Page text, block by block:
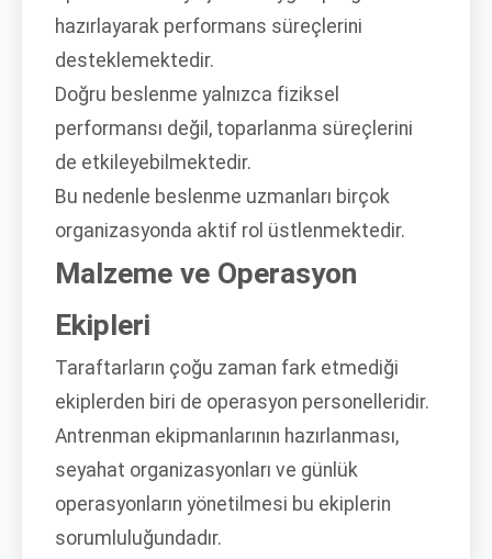
hazırlayarak performans süreçlerini
desteklemektedir.
Doğru beslenme yalnızca fiziksel
performansı değil, toparlanma süreçlerini
de etkileyebilmektedir.
Bu nedenle beslenme uzmanları birçok
organizasyonda aktif rol üstlenmektedir.
Malzeme ve Operasyon
Ekipleri
Taraftarların çoğu zaman fark etmediği
ekiplerden biri de operasyon personelleridir.
Antrenman ekipmanlarının hazırlanması,
seyahat organizasyonları ve günlük
operasyonların yönetilmesi bu ekiplerin
sorumluluğundadır.